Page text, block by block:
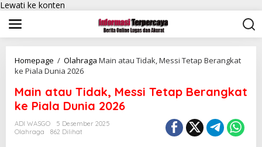
Lewati ke konten
Homepage / Olahraga Main atau Tidak, Messi Tetap Berangkat
ke Piala Dunia 2026
Main atau Tidak, Messi Tetap Berangkat
ke Piala Dunia 2026
ADI WASGO
5 Desember 2025
Olahraga
862 Dilihat